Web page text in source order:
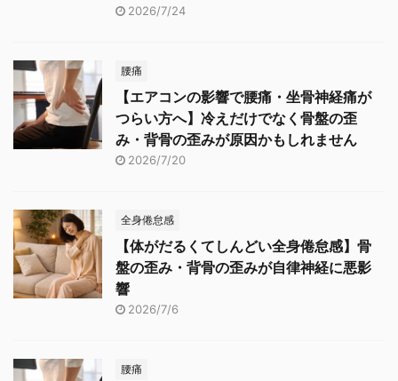
2026/7/24
腰痛
【エアコンの影響で腰痛・坐骨神経痛が
つらい方へ】冷えだけでなく骨盤の歪
み・背骨の歪みが原因かもしれません
2026/7/20
全身倦怠感
【体がだるくてしんどい全身倦怠感】骨
盤の歪み・背骨の歪みが自律神経に悪影
響
2026/7/6
腰痛